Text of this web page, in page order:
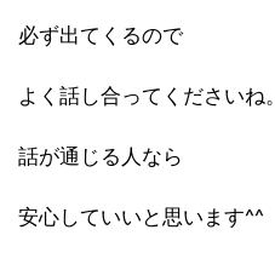
必ず出てくるので
よく話し合ってくださいね。
話が通じる人なら
安心していいと思います^^